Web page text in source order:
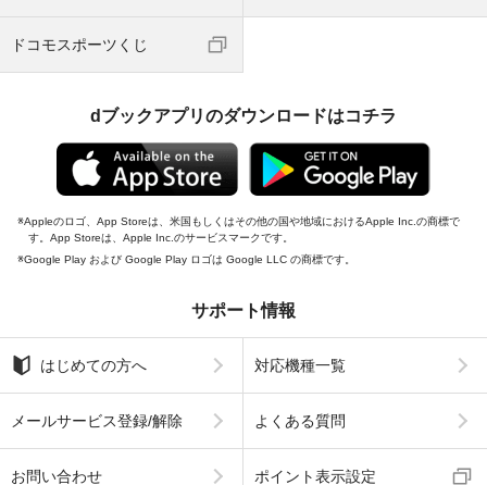
ドコモスポーツくじ
dブックアプリのダウンロードはコチラ
Appleのロゴ、App Storeは、米国もしくはその他の国や地域におけるApple Inc.の商標で
す。App Storeは、Apple Inc.のサービスマークです。
Google Play および Google Play ロゴは Google LLC の商標です。
サポート情報
はじめての方へ 対応機種一覧
メールサービス登録/解除 よくある質問
お問い合わせ ポイント表示設定